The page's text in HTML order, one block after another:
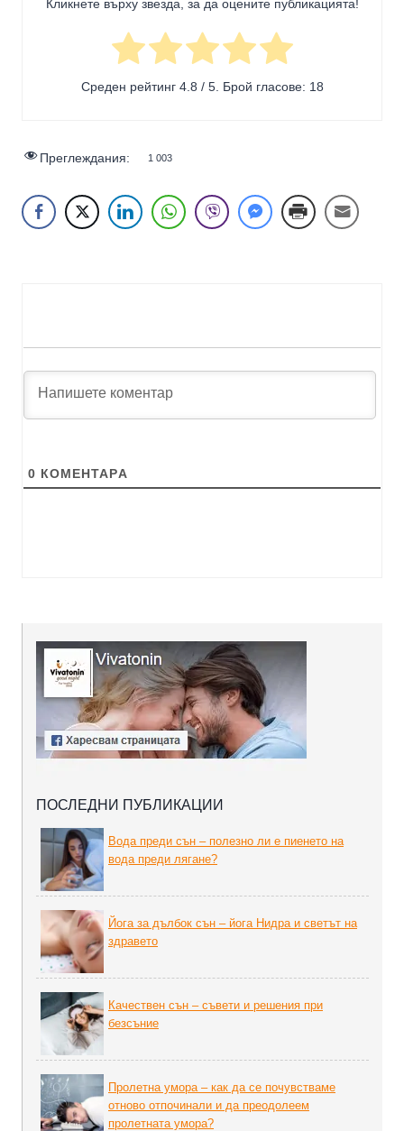
Кликнете върху звезда, за да оцените публикацията!
Среден рейтинг 4.8 / 5. Брой гласове: 18
Преглеждания: 1 003
0 КОМЕНТАРA
ПОСЛЕДНИ ПУБЛИКАЦИИ
Вода преди сън – полезно ли е пиенето на
вода преди лягане?
Йога за дълбок сън – йога Нидра и светът на
здравето
Качествен сън – съвети и решения при
безсъние
Пролетна умора – как да се почувстваме
отново отпочинали и да преодолеем
пролетната умора?